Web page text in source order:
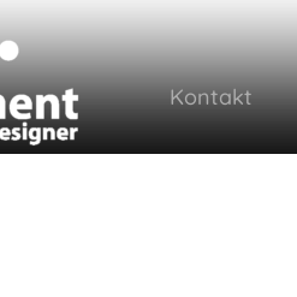
Kontakt